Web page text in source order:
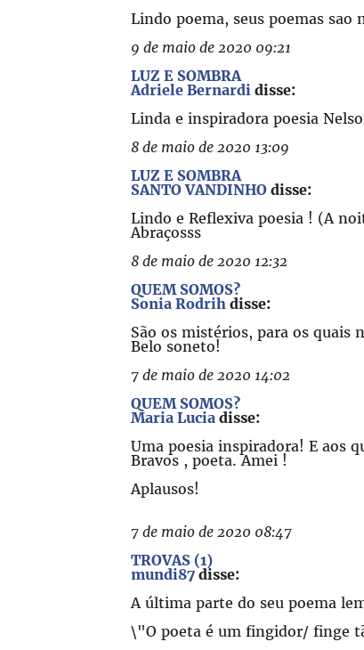
Lindo poema, seus poemas
9 de maio de 2020 09:21
LUZ E SOMBRA
Adriele Bernardi disse:
Linda e inspiradora poesia
8 de maio de 2020 13:09
LUZ E SOMBRA
SANTO VANDINHO disse:
Lindo e Reflexiva poesia ! (A
Abraçosss
8 de maio de 2020 12:32
QUEM SOMOS?
Sonia Rodrih disse:
São os mistérios, para os quais
Belo soneto!
7 de maio de 2020 14:02
QUEM SOMOS?
Maria Lucia disse:
Uma poesia inspiradora! E aos
Bravos , poeta. Amei !
Aplausos!
7 de maio de 2020 08:47
TROVAS (1)
mundi87 disse:
A última parte do seu poema
\"O poeta é um fingidor/ finge